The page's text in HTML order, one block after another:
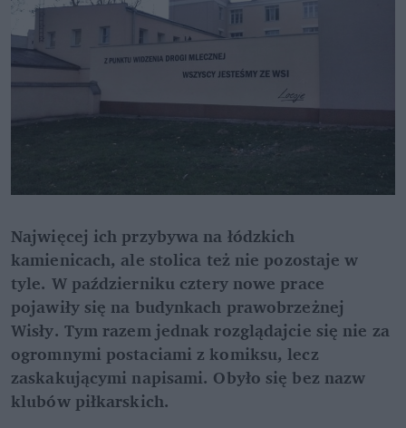
Najwięcej ich przybywa na łódzkich
kamienicach, ale stolica też nie pozostaje w
tyle. W październiku cztery nowe prace
pojawiły się na budynkach prawobrzeżnej
Wisły. Tym razem jednak rozglądajcie się nie za
ogromnymi postaciami z komiksu, lecz
zaskakującymi napisami. Obyło się bez nazw
klubów piłkarskich.